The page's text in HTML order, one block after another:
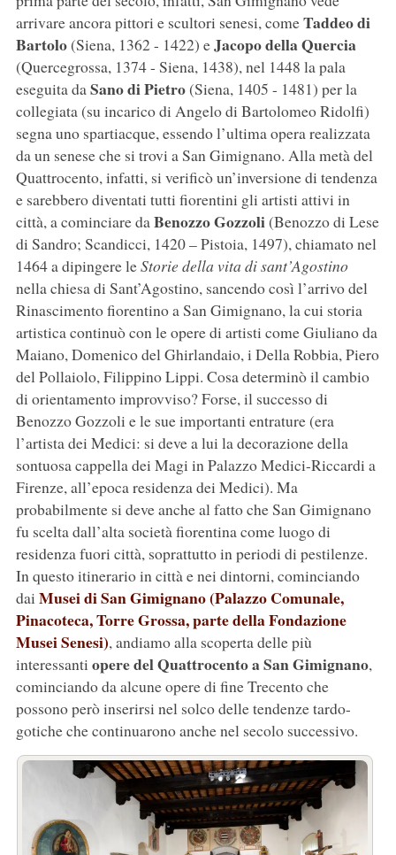
arrivare ancora pittori e scultori senesi, comeTaddeo di
Bartolo(Siena, 1362 - 1422) eJacopo della Quercia
(Quercegrossa, 1374 - Siena, 1438), nel 1448 la pala
eseguita daSano di Pietro(Siena, 1405 - 1481) per la
collegiata (su incarico di Angelo di Bartolomeo Ridolfi)
segna uno spartiacque, essendo l’ultima opera realizzata
da un senese che si trovi a San Gimignano. Alla metà del
Quattrocento, infatti, si verificò un’inversione di tendenza
e sarebbero diventati tutti fiorentini gli artisti attivi in
città, a cominciare daBenozzo Gozzoli(Benozzo di Lese
di Sandro; Scandicci, 1420 – Pistoia, 1497), chiamato nel
1464 a dipingere leStorie della vita di sant’Agostino
nella chiesa di Sant’Agostino, sancendo così l’arrivo del
Rinascimento fiorentino a San Gimignano, la cui storia
artistica continuò con le opere di artisti come Giuliano da
Maiano, Domenico del Ghirlandaio, i Della Robbia, Piero
del Pollaiolo, Filippino Lippi. Cosa determinò il cambio
di orientamento improvviso? Forse, il successo di
Benozzo Gozzoli e le sue importanti entrature (era
l’artista dei Medici: si deve a lui la decorazione della
sontuosa cappella dei Magi in Palazzo Medici-Riccardi a
Firenze, all’epoca residenza dei Medici). Ma
probabilmente si deve anche al fatto che San Gimignano
fu scelta dall’alta società fiorentina come luogo di
residenza fuori città, soprattutto in periodi di pestilenze.
In questo itinerario in città e nei dintorni, cominciando
dai Musei di San Gimignano (Palazzo Comunale,
Pinacoteca, Torre Grossa, parte della Fondazione
Musei Senesi), andiamo alla scoperta delle più
interessanti opere del Quattrocento a San Gimignano,
cominciando da alcune opere di fine Trecento che
possono però inserirsi nel solco delle tendenze tardo-
gotiche che continuarono anche nel secolo successivo.